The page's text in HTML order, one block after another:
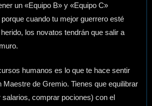
un «Equipo B» y «Equipo C»
cuando tu mejor guerrero esté
los novatos tendrán que salir a
humanos es lo que te hace sentir
Maestre de Gremio. Tienes que equilibrar
salarios, comprar pociones) con el